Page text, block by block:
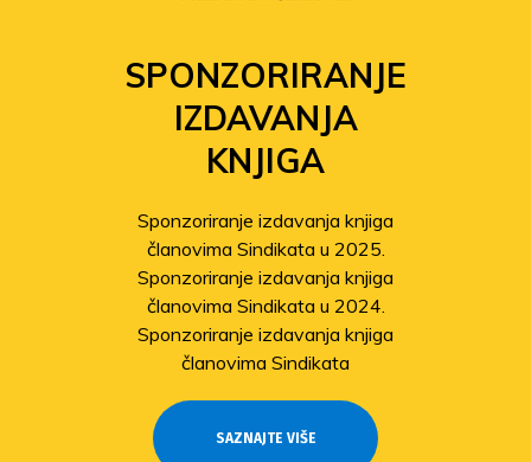
SPONZORIRANJE
IZDAVANJA
KNJIGA
Sponzoriranje izdavanja knjiga
članovima Sindikata u 2025.
Sponzoriranje izdavanja knjiga
članovima Sindikata u 2024.
Sponzoriranje izdavanja knjiga
članovima Sindikata
SAZNAJTE VIŠE